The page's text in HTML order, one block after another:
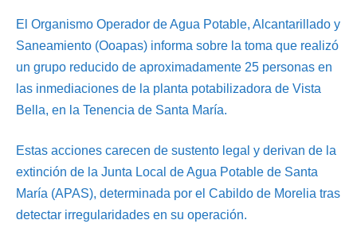
El Organismo Operador de Agua Potable, Alcantarillado y
Saneamiento (Ooapas) informa sobre la toma que realizó
un grupo reducido de aproximadamente 25 personas en
las inmediaciones de la planta potabilizadora de Vista
Bella, en la Tenencia de Santa María.
Estas acciones carecen de sustento legal y derivan de la
extinción de la Junta Local de Agua Potable de Santa
María (APAS), determinada por el Cabildo de Morelia tras
detectar irregularidades en su operación.